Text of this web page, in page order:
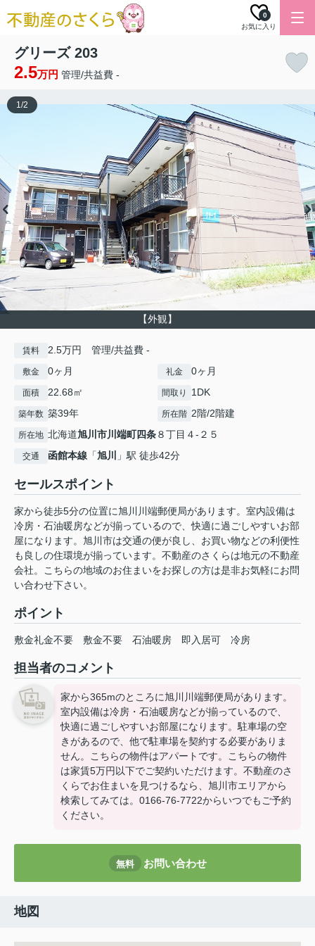
お気に入り
0
グリーズ 203
2.5万円 管理/共益費 -
【外観】
1/2
賃料 2.5万円 管理/共益費 -
敷金 0ヶ月 礼金 0ヶ月
面積 22.68㎡ 間取り 1DK
築年数 築39年 所在階 2階/2階建
所在地 北海道旭川市川端町四条８丁目４-２５
交通 函館本線 「旭川 」駅 徒歩42分
セールスポイント
家から徒歩5分の位置に旭川川端郵便局があります。室内設備は
冷房・石油暖房などが揃っているので、快適に過ごしやすいお部
屋になります。旭川市は交通の便が良し、お買い物などの利便性
も良しの住環境が揃っています。不動産のさくらは地元の不動産
会社。こちらの地域のお住まいをお探しの方は是非お気軽にお問
い合わせ下さい。
ポイント
敷金礼金不要 敷金不要 石油暖房 即入居可 冷房
担当者のコメント
家から365mのところに旭川川端郵便局があります。
室内設備は冷房・石油暖房などが揃っているので、
快適に過ごしやすいお部屋になります。駐車場の空
きがあるので、他で駐車場を契約する必要がありま
せん。こちらの物件はアパートです。こちらの物件
は家賃5万円以下でご契約いただけます。不動産のさ
くらでお住まいを見つけるなら、旭川市エリアから
検索してみては。0166-76-7722からいつでもご予約
ください。
無料 お問い合わせ
地図